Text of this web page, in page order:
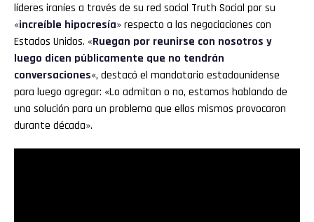
líderes iraníes a través de su red social Truth Social por su
«increíble hipocresía» respecto a las negociaciones con
Estados Unidos. «Ruegan por reunirse con nosotros y
luego dicen públicamente que no tendrán
conversaciones«, destacó el mandatario estadounidense
para luego agregar: «Lo admitan o no, estamos hablando de
una solución para un problema que ellos mismos provocaron
durante década».